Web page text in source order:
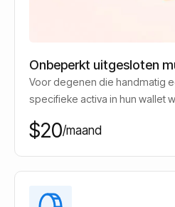
Onbeperkt uitgesloten
Voor degenen die handmatig
specifieke activa in hun wallet
$20/maand